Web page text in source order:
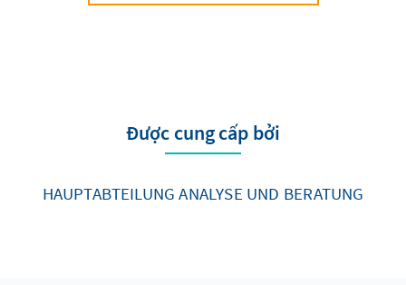
Được cung cấp bởi
HAUPTABTEILUNG ANALYSE UND BERATUNG